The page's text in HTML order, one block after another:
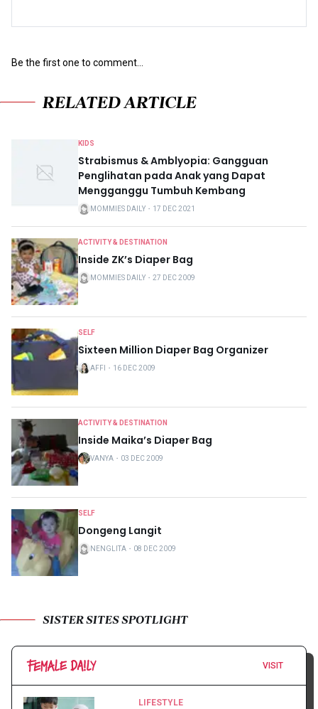
Be the first one to comment...
RELATED ARTICLE
KIDS
Strabismus & Amblyopia: Gangguan
Penglihatan pada Anak yang Dapat
Mengganggu Tumbuh Kembang
MOMMIES DAILY ・ 17 DEC 2021
ACTIVITY & DESTINATION
Inside ZK’s Diaper Bag
MOMMIES DAILY ・ 27 DEC 2009
SELF
Sixteen Million Diaper Bag Organizer
AFFI ・ 16 DEC 2009
ACTIVITY & DESTINATION
Inside Maika’s Diaper Bag
VANYA ・ 03 DEC 2009
SELF
Dongeng Langit
NENGLITA ・ 08 DEC 2009
SISTER SITES SPOTLIGHT
VISIT
LIFESTYLE